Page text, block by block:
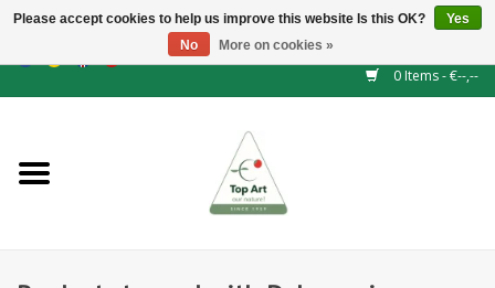
GBP/CHF
0 Items - €--,--
NEW!
Please accept cookies to help us improve this website Is this OK?
Yes
No
More on cookies »